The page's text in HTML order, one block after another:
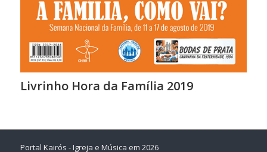
Livrinho Hora da Família 2019
Portal Kairós - Igreja e Música em 2026